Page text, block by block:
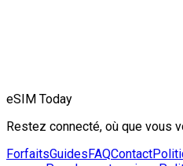
eSIM Today
Restez connecté, où que vous
ForfaitsGuidesFAQContact